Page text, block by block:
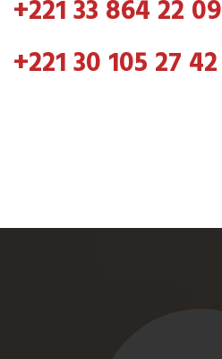
+221 33 864 22 09
+221 30 105 27 42